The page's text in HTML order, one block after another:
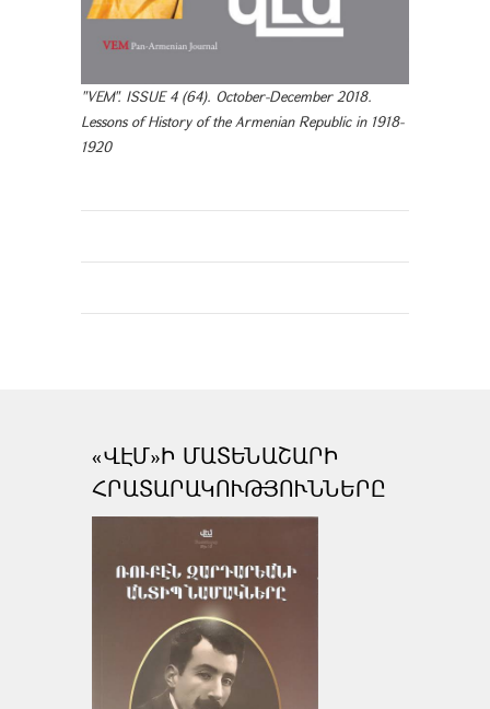
"VEM". ISSUE 4 (64). October-December 2018.
Lessons of History of the Armenian Republic in 1918-
1920
«ՎԷՄ»Ի ՄԱՏԵՆԱՇԱՐԻ
ՀՐԱՏԱՐԱԿՈՒԹՅՈՒՆՆԵՐԸ